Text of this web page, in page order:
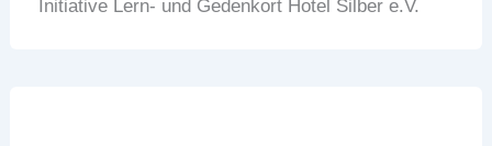
Initiative Lern- und Gedenkort Hotel Silber e.V.